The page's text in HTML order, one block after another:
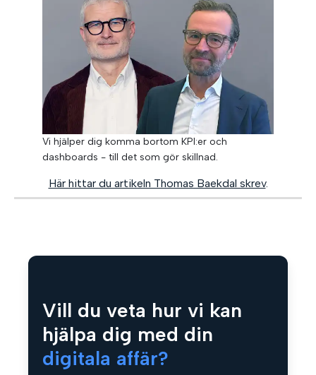
Vi hjälper dig komma bortom KPI:er och
dashboards - till det som gör skillnad.
Här hittar du artikeln Thomas Baekdal skrev.
Vill du veta hur vi kan
hjälpa dig med din
digitala affär?